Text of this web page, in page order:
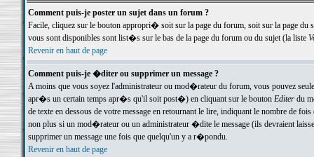
Comment puis-je poster un sujet dans un forum ?
Facile, cliquez sur le bouton appropri� soit sur la page du forum, soit sur la page du
vous sont disponibles sont list�s sur le bas de la page du forum ou du sujet (la liste
Revenir en haut de page
Comment puis-je �diter ou supprimer un message ?
A moins que vous soyez l'administrateur ou mod�rateur du forum, vous pouvez
apr�s un certain temps apr�s qu'il soit post�) en cliquant sur le bouton Editerdu
de texte en dessous de votre message en retournant le lire, indiquant le nombre
non plus si un mod�rateur ou un administrateur �dite le message (ils devraient
supprimer un message une fois que quelqu'un y a r�pondu.
Revenir en haut de page